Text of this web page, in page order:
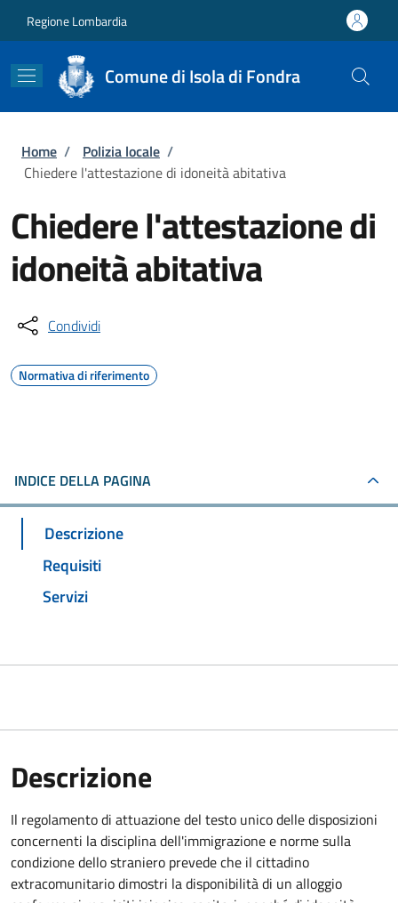
Regione Lombardia
Comune di Isola di Fondra
Briciole di pane
Home / Polizia locale /
Chiedere l'attestazione di idoneità abitativa
Chiedere l'attestazione di
idoneità abitativa
Condividi
Normativa di riferimento
INDICE DELLA PAGINA
Descrizione
Requisiti
Servizi
Descrizione
Il regolamento di attuazione del testo unico delle disposizioni
concernenti la disciplina dell'immigrazione e norme sulla
condizione dello straniero prevede che il cittadino
extracomunitario dimostri la disponibilità di un alloggio